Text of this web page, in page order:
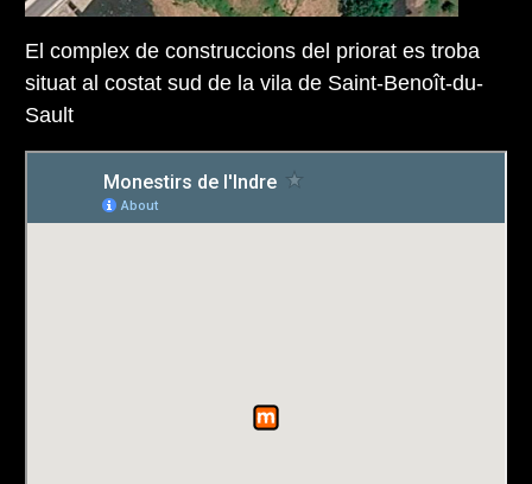
El complex de construccions del priorat es troba
situat al costat sud de la vila de Saint-Benoît-du-
Sault